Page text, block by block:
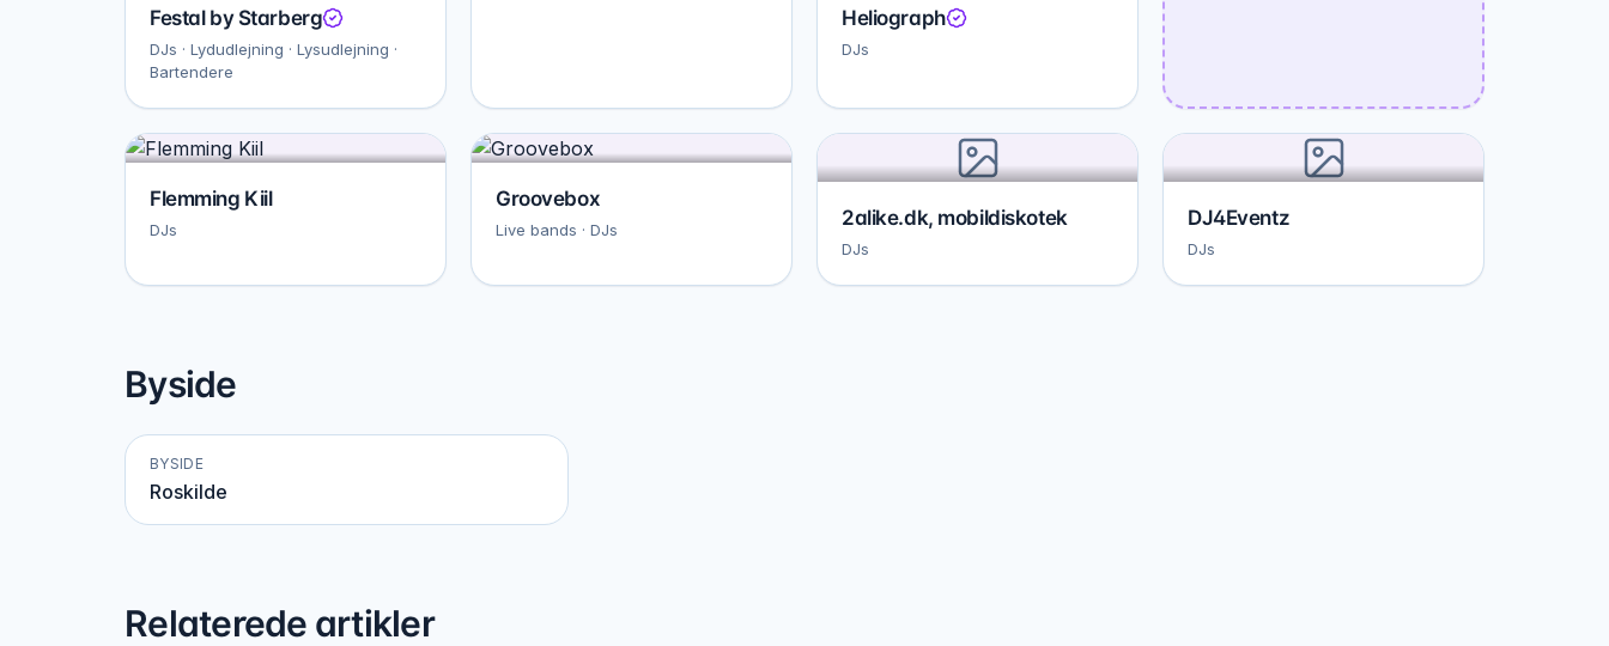
Festal by Starberg
DJs · Lydudlejning · Lysudlejning ·
Bartendere
Heliograph
DJs
Flemming Kiil
DJs
Groovebox
Live bands · DJs 2alike.dk, mobildiskotek
DJs
DJ4Eventz
DJs
Byside
BYSIDE
Roskilde
Relaterede artikler